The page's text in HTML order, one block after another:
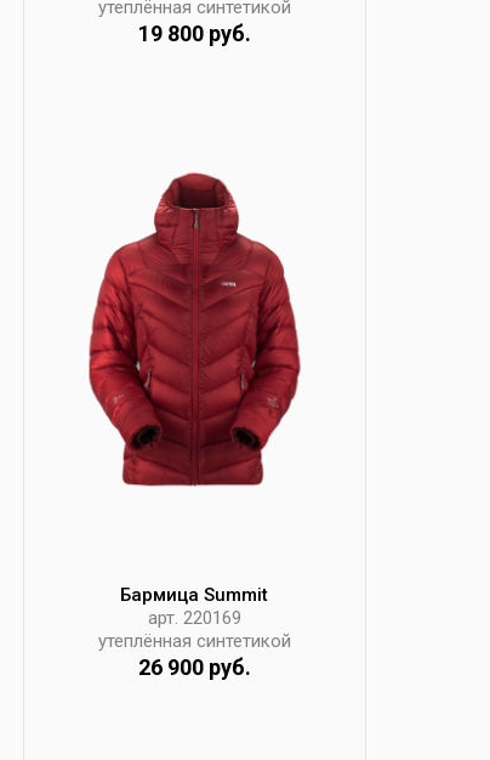
утеплённая синтетикой
19 800 руб.
Бармица Summit
арт. 220169
утеплённая синтетикой
26 900 руб.